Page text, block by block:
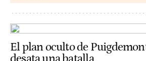
El plan oculto de